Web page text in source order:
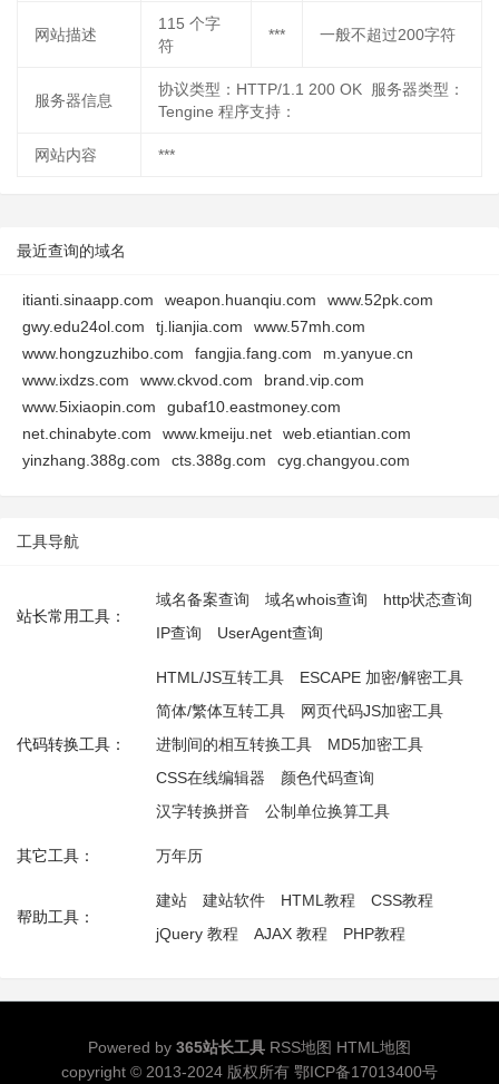
网站描述
115 个字
符
*** 一般不超过200字符
服务器信息
协议类型：HTTP/1.1 200 OK 服务器类型：
Tengine 程序支持：
网站内容 ***
最近查询的域名
itianti.sinaapp.com weapon.huanqiu.com
www.52pk.com
gwy.edu24ol.com
tj.lianjia.com
www.57mh.com
www.hongzuzhibo.com
fangjia.fang.com
m.yanyue.cn
www.ixdzs.com
www.ckvod.com
brand.vip.com
www.5ixiaopin.com
gubaf10.eastmoney.com
net.chinabyte.com
www.kmeiju.net
web.etiantian.com
yinzhang.388g.com
cts.388g.com cyg.changyou.com
工具导航
站长常用工具：
域名备案查询 域名whois查询
http状态查询
IP查询
UserAgent查询
代码转换工具：
HTML/JS互转工具
ESCAPE 加密/解密工具
简体/繁体互转工具
网页代码JS加密工具
进制间的相互转换工具
MD5加密工具
CSS在线编辑器
颜色代码查询
汉字转换拼音
公制单位换算工具
其它工具： 万年历
帮助工具：
建站 建站软件 HTML教程
CSS教程
jQuery 教程
AJAX 教程 PHP教程
Powered by 365站长工具 RSS地图 HTML地图
copyright © 2013-2024 版权所有 鄂ICP备17013400号